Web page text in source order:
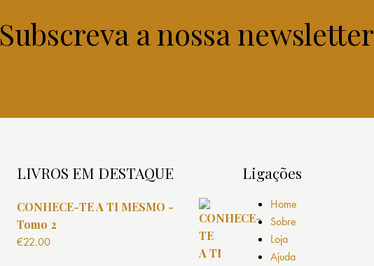
Subscreva a nossa newsletter
LIVROS EM DESTAQUE
CONHECE-TE A TI MESMO -
Tomo 2
€22.00
Ligações
Home
Sobre
Loja
Ajuda